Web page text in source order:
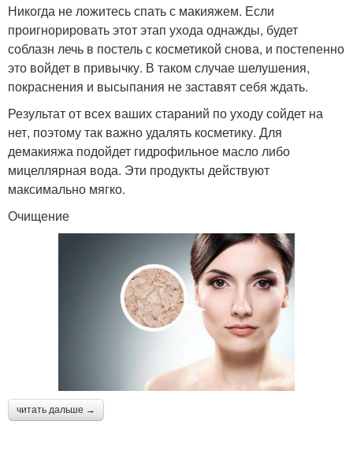
Никогда не ложитесь спать с макияжем. Если
проигнорировать этот этап ухода однажды, будет
соблазн лечь в постель с косметикой снова, и постепенно
это войдет в привычку. В таком случае шелушения,
покраснения и высыпания не заставят себя ждать.
Результат от всех ваших стараний по уходу сойдет на
нет, поэтому так важно удалять косметику. Для
демакияжа подойдет гидрофильное масло либо
мицеллярная вода. Эти продукты действуют
максимально мягко.
Очищение
читать дальше →